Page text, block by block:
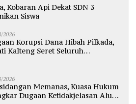
Kobaran Api Dekat SDN 3
Siswa
2026
Korupsi Dana Hibah Pilkada,
Kalteng Seret Seluruh
2026
Memanas, Kuasa Hukum
Dugaan Ketidakjelasan Alur